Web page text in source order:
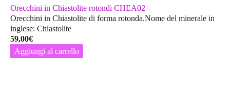
Orecchini in Chiastolite rotondi CHEA02
Orecchini in Chiastolite di forma rotonda.Nome del minerale in
inglese: Chiastolite
59,00€
Aggiungi al carrello